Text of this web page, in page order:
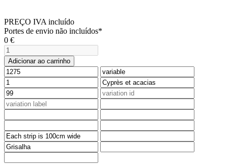
PREÇO IVA incluído
Portes de envio não incluídos*
0 €
Adicionar ao carrinho